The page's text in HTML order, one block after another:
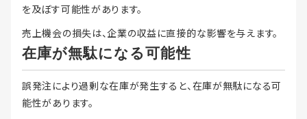
を及ぼす可能性があります。
売上機会の損失は、企業の収益に直接的な影響を与えます。
在庫が無駄になる可能性
誤発注により過剰な在庫が発生すると、在庫が無駄になる可
能性があります。